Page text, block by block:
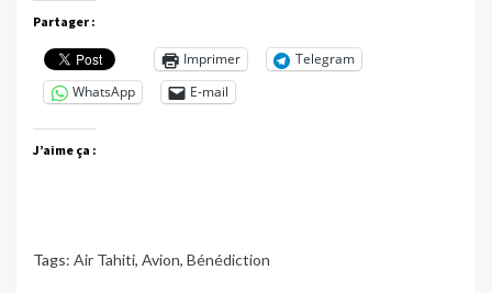
Partager :
Imprimer
Telegram
WhatsApp
E-mail
J’aime ça :
Tags: Air Tahiti, Avion, Bénédiction